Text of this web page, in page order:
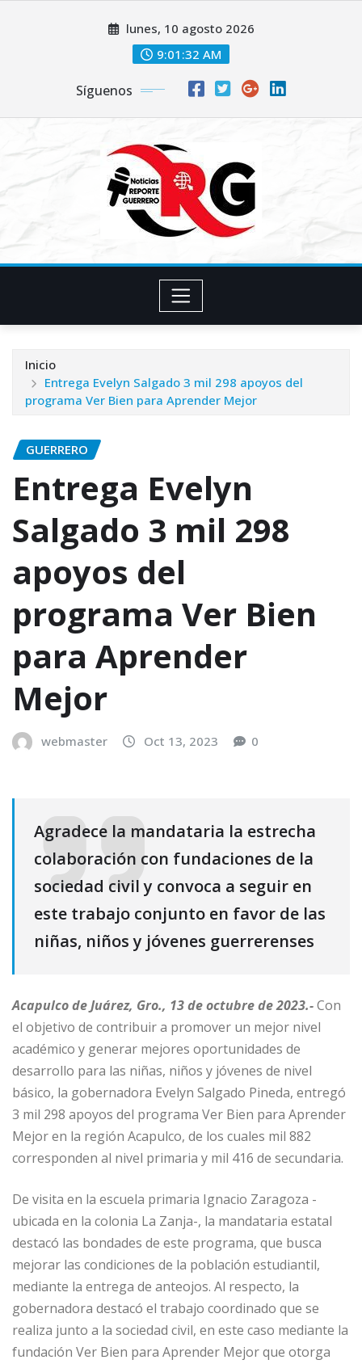
lunes, 10 agosto 2026
9:01:33 AM
Síguenos
Inicio
Entrega Evelyn Salgado 3 mil 298 apoyos del
programa Ver Bien para Aprender Mejor
GUERRERO
Entrega Evelyn
Salgado 3 mil 298
apoyos del
programa Ver Bien
para Aprender
Mejor
webmaster Oct 13, 2023 0
Agradece la mandataria la estrecha
colaboración con fundaciones de la
sociedad civil y convoca a seguir en
este trabajo conjunto en favor de las
niñas, niños y jóvenes guerrerenses
Acapulco de Juárez, Gro., 13 de octubre de 2023.-Con
el objetivo de contribuir a promover un mejor nivel
académico y generar mejores oportunidades de
desarrollo para las niñas, niños y jóvenes de nivel
básico, la gobernadora Evelyn Salgado Pineda, entregó
3 mil 298 apoyos del programa Ver Bien para Aprender
Mejor en la región Acapulco, de los cuales mil 882
corresponden al nivel primaria y mil 416 de secundaria.
De visita en la escuela primaria Ignacio Zaragoza -
ubicada en la colonia La Zanja-, la mandataria estatal
destacó las bondades de este programa, que busca
mejorar las condiciones de la población estudiantil,
mediante la entrega de anteojos. Al respecto, la
gobernadora destacó el trabajo coordinado que se
realiza junto a la sociedad civil, en este caso mediante la
fundación Ver Bien para Aprender Mejor que otorga